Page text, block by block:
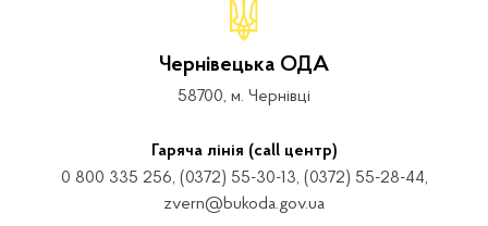
Чернівецька ОДА
58700, м. Чернівці
Гаряча лінія (call центр)
0 800 335 256, (0372) 55-30-13, (0372) 55-28-44,
zvern@bukoda.gov.ua